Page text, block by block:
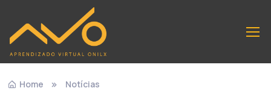
Home
Notícias